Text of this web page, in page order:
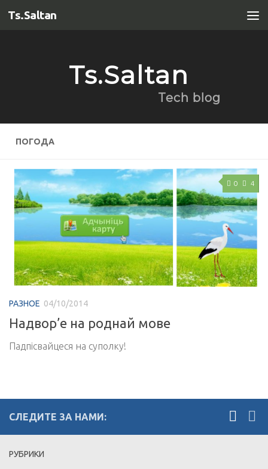
Перейти к содержимому
Ts.Saltan
Ts.Saltan
Tech blog
ПОГОДА
0 4
РАЗНОЕ 04/10/2014
Надвор’е на роднай мове
Падпісвайцеся на суполку!
СЛЕДИТЕ ЗА НАМИ:
РУБРИКИ